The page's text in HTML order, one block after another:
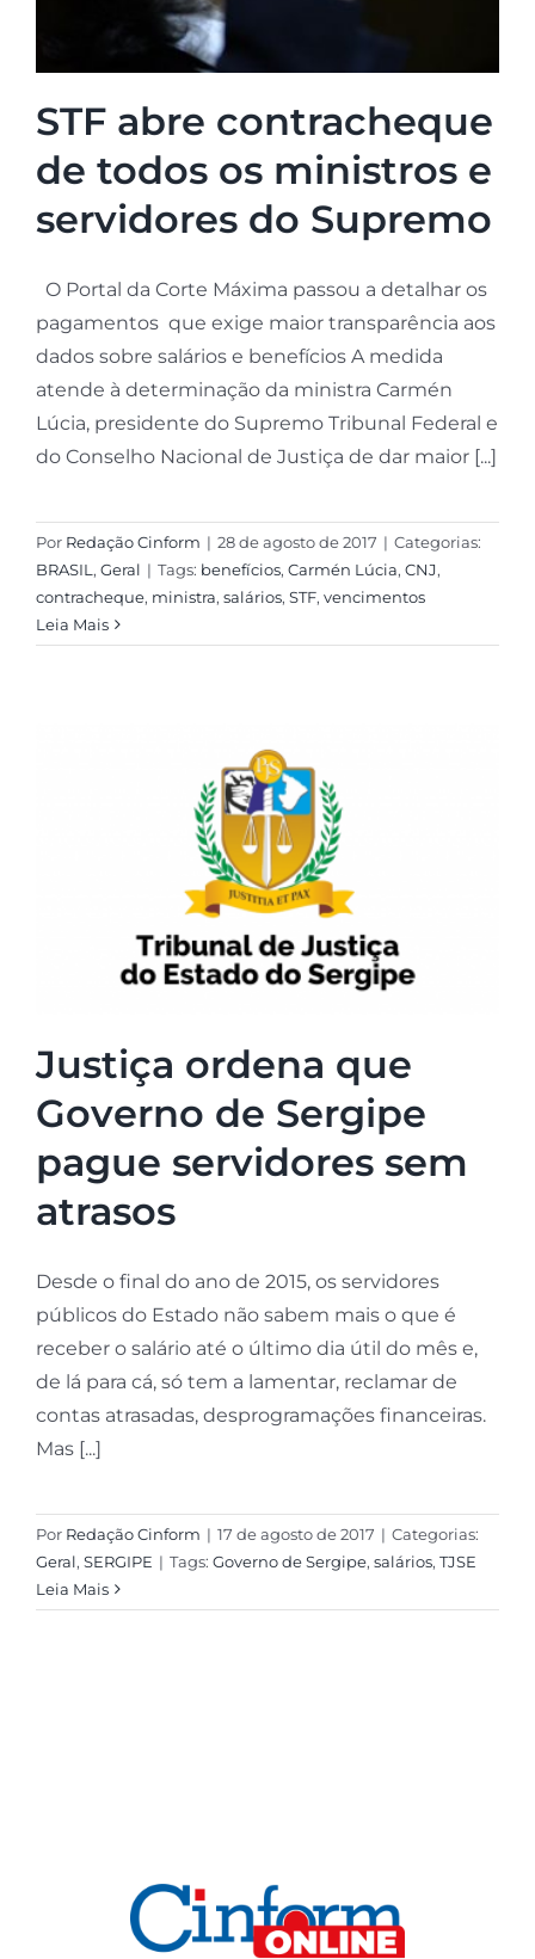
STF abre contracheque
de todos os ministros e
servidores do Supremo
O Portal da Corte Máxima passou a detalhar os
pagamentos que exige maior transparência aos
dados sobre salários e benefícios A medida
atende à determinação da ministra Carmén
Lúcia, presidente do Supremo Tribunal Federal e
do Conselho Nacional de Justiça de dar maior [...]
Por Redação Cinform | 28 de agosto de 2017 | Categorias:
BRASIL , Geral | Tags: benefícios, Carmén Lúcia, CNJ,
contracheque, ministra, salários, STF, vencimentos
Leia Mais
Justiça ordena que
Governo de Sergipe
pague servidores sem
atrasos
Desde o final do ano de 2015, os servidores
públicos do Estado não sabem mais o que é
receber o salário até o último dia útil do mês e,
de lá para cá, só tem a lamentar, reclamar de
contas atrasadas, desprogramações financeiras.
Mas [...]
Por Redação Cinform | 17 de agosto de 2017 | Categorias:
Geral, SERGIPE | Tags: Governo de Sergipe, salários, TJSE
Leia Mais